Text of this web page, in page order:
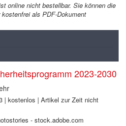
online nicht bestellbar. Sie können die
als PDF-Dokument
2023-2030
| kostenlos | Artikel zur Zeit nicht
- stock.adobe.com